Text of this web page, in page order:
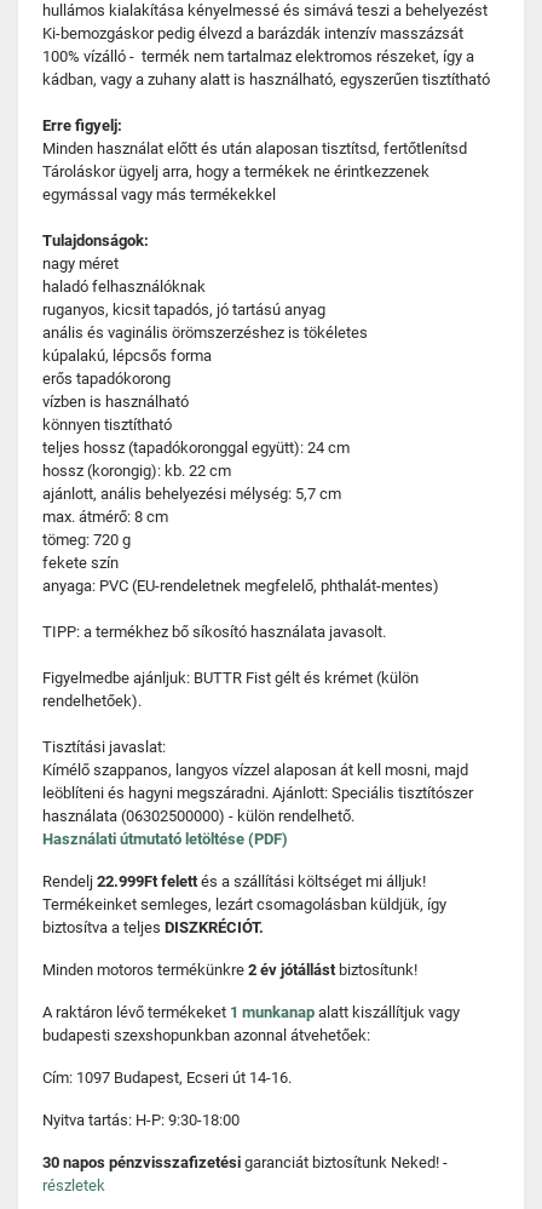
hullámos kialakítása kényelmessé és simává teszi a behelyezést
Ki-bemozgáskor pedig élvezd a barázdák intenzív masszázsát
100% vízálló - termék nem tartalmaz elektromos részeket, így a
kádban, vagy a zuhany alatt is használható, egyszerűen tisztítható
Erre figyelj:
Minden használat előtt és után alaposan tisztítsd, fertőtlenítsd
Tároláskor ügyelj arra, hogy a termékek ne érintkezzenek
egymással vagy más termékekkel
Tulajdonságok:
nagy méret
haladó felhasználóknak
ruganyos, kicsit tapadós, jó tartású anyag
anális és vaginális örömszerzéshez is tökéletes
kúpalakú, lépcsős forma
erős tapadókorong
vízben is használható
könnyen tisztítható
teljes hossz (tapadókoronggal együtt): 24 cm
hossz (korongig): kb. 22 cm
ajánlott, anális behelyezési mélység: 5,7 cm
max. átmérő: 8 cm
tömeg: 720 g
fekete szín
anyaga: PVC (EU-rendeletnek megfelelő, phthalát-mentes)
TIPP: a termékhez bő síkosító használata javasolt.
Figyelmedbe ajánljuk: BUTTR Fist gélt és krémet (külön
rendelhetőek).
Tisztítási javaslat:
Kímélő szappanos, langyos vízzel alaposan át kell mosni, majd
leöblíteni és hagyni megszáradni. Ajánlott: Speciális tisztítószer
használata (06302500000) - külön rendelhető.
Használati útmutató letöltése (PDF)
Rendelj 22.999Ft felettés a szállítási költséget mi álljuk!
Termékeinket semleges, lezárt csomagolásban küldjük, így
biztosítva a teljes DISZKRÉCIÓT.
Minden motoros termékünkre 2 év jótállást biztosítunk!
A raktáron lévő termékeket 1 munkanap alatt kiszállítjuk vagy
budapesti szexshopunkban azonnal átvehetőek:
Cím: 1097 Budapest, Ecseri út 14-16.
Nyitva tartás: H-P: 9:30-18:00
30 napos pénzvisszafizetési garanciát biztosítunk Neked! -
részletek